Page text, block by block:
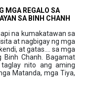
MGA REGALO SA
SA BINH CHANH
na kumakatawan sa
at nagbigay ng mga
at gatas.... sa mga
Chanh. Bagamat
nito ang aming
Matanda, mga Tiya,